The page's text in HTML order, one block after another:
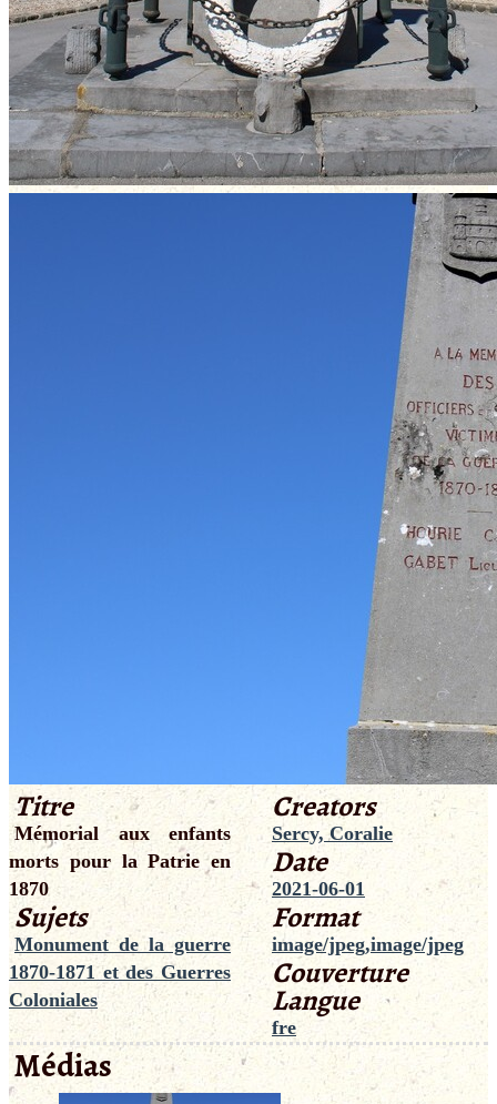
Titre
Mémorial aux enfants
morts pour la Patrie en
1870
Sujets
Monument de la guerre
1870-1871 et des Guerres
Coloniales
Creators
Sercy, Coralie
Date
2021-06-01
Format
image/jpeg,image/jpeg
Couverture
Langue
fre
Médias